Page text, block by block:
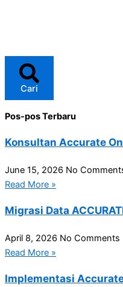
Cari
Pos-pos Terbaru
Konsultan Accurate
June 15, 2026 No
Read More »
Migrasi Data
April 8, 2026 No Comments
Read More »
Implementasi